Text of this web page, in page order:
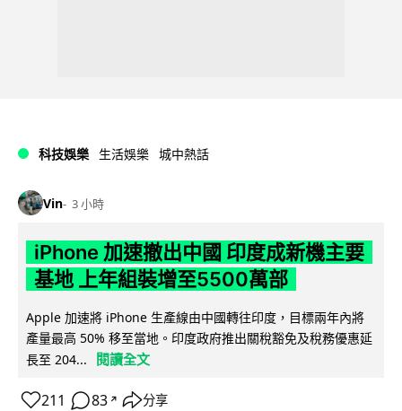
科技娛樂 生活娛樂 城中熱話
Vin 3 小時
iPhone 加速撤出中國 印度成新機主要
基地 上年組裝增至5500萬部
Apple 加速將 iPhone 生產線由中國轉往印度，目標兩年內將
產量最高 50% 移至當地。印度政府推出關稅豁免及稅務優惠延
長至 204...
閱讀全文
211 83 ↗ 分享